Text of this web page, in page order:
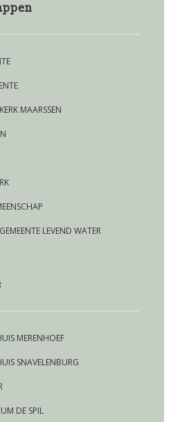
MAARSSEN
LEVEND WATER
MERENHOEF
SNAVELENBURG
DE SPIL